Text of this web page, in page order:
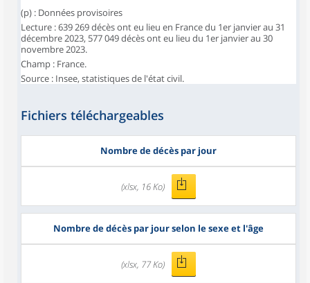
(p) : Données provisoires
Lecture : 639 269 décès ont eu lieu en France du 1er janvier au 31
décembre 2023, 577 049 décès ont eu lieu du 1er janvier au 30
novembre 2023.
Champ : France.
Source : Insee, statistiques de l'état civil.
Fichiers téléchargeables
Nombre de décès par jour
(xlsx, 16 Ko)
Nombre de décès par jour selon le sexe et l'âge
(xlsx, 77 Ko)